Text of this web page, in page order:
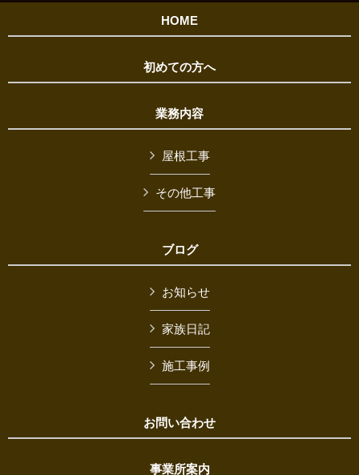
HOME
初めての方へ
業務内容
屋根工事
その他工事
ブログ
お知らせ
家族日記
施工事例
お問い合わせ
事業所案内